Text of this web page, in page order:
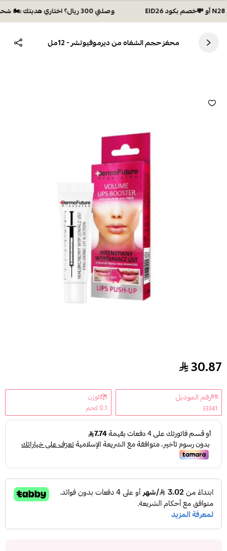
وصلتي 300 ريال؟ اختاري هديتك :🏍 شحن مجاني بكود N28 أو 💸خصم بكود EID26
محفز حجم الشفاه من ديرموفيوتشر - 12مل
محفز حجم الشفاه من ديرموفيوتشر - 12مل
30.87
رقم الموديل
33341
الوزن
0.1 كجم